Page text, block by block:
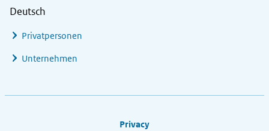
Deutsch
Privatpersonen
Unternehmen
Privacy